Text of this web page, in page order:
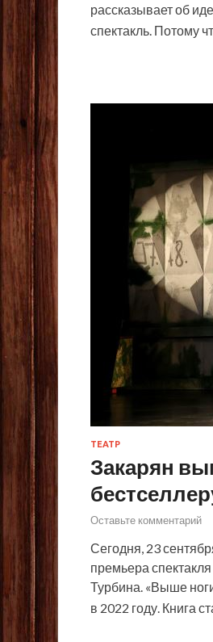
рассказывает об
спектакль. Потому
ТЕАТР
Закарян
Оставьте комментарий
Сегодня, 23
премьера
Турбина. «Выше
в 2022 году. Книга